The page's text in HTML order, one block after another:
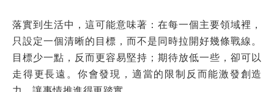
落實到生活中，這可能意味著：在每一個主要領域裡，
只設定一個清晰的目標，而不是同時拉開好幾條戰線。
目標少一點，反而更容易堅持；期待放低一些，卻可以
走得更長遠。你會發現，適當的限制反而能激發創造